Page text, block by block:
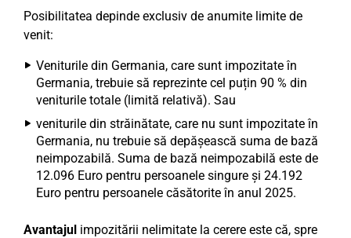
Posibilitatea depinde exclusiv de anumite limite de
venit:
Veniturile din Germania, care sunt impozitate în
Germania, trebuie să reprezinte cel puțin 90 % din
veniturile totale (limită relativă). Sau
veniturile din străinătate, care nu sunt impozitate în
Germania, nu trebuie să depășească suma de bază
neimpozabilă. Suma de bază neimpozabilă este de
12.096 Euro pentru persoanele singure și 24.192
Euro pentru persoanele căsătorite în anul 2025.
Avantajul impozitării nelimitate la cerere este că, spre